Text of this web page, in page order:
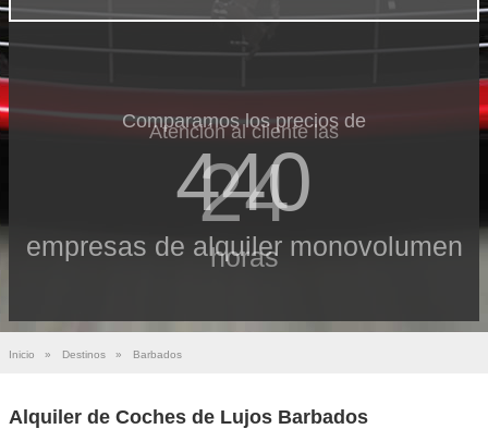
Comparamos los precios de
440
empresas de alquiler monovolumen
Atención al cliente las
24
horas
Inicio » Destinos » Barbados
Alquiler de Coches de Lujos Barbados